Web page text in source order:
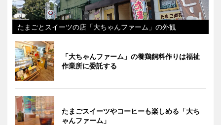
たまごとスイーツの店「大ちゃんファーム」の外観
「大ちゃんファーム」の養鶏飼料作りは福祉
作業所に委託する
たまごスイーツやコーヒーも楽しめる「大ち
ゃんファーム」